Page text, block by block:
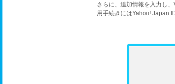
さらに、追加情報を入力し
用手続きにはYahoo! Japan